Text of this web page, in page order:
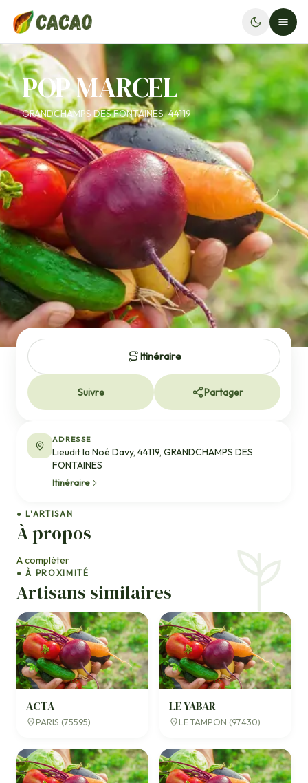
POP MARCEL
GRANDCHAMPS DES FONTAINES · 44119
● L'ARTISAN
À propos
A compléter
● À PROXIMITÉ
Artisans similaires
ACTA
PARIS (75595)
LE YABAR
LE TAMPON (97430)
Itinéraire
Suivre Partager
ADRESSE
Lieudit la Noé Davy, 44119, GRANDCHAMPS DES
FONTAINES
Itinéraire